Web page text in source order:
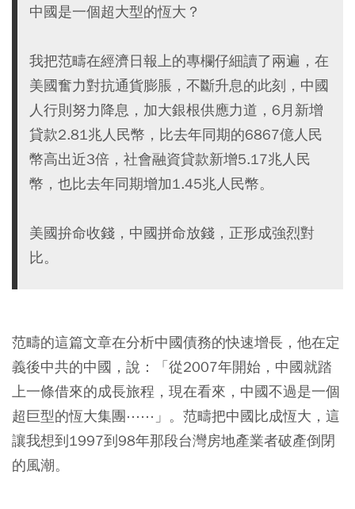
中國是一個超大型的恆大？
我把范疇在經濟日報上的專欄仔細讀了兩遍，在
美國奮力對抗通貨膨脹，不斷升息的此刻，中國
人行則努力降息，加大銀根供應力道，6月新增
貸款2.81兆人民幣，比去年同期的6867億人民
幣高出近3倍，社會融資貸款新增5.17兆人民
幣，也比去年同期增加1.45兆人民幣。
美國拚命收錢，中國拼命放錢，正形成強烈對
比。
范疇的這篇文章在分析中國債務的快速增長，他在定
義後中共的中國，說：「從2007年開始，中國就踏
上一條借來的成長旅程，現在看來，中國不過是一個
超巨型的恆大集團⋯⋯」。范疇把中國比成恆大，這
讓我想到1997到98年那段台灣房地產業者破產倒閉
的風潮。